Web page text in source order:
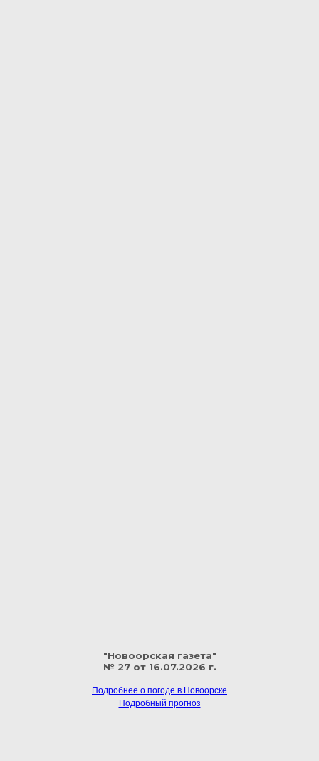
"Новоорская газета"
№ 27 от 16.07.2026 г.
Подробнее о погоде в Новоорске
Подробный прогноз